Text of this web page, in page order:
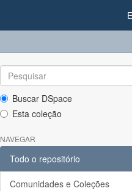
Buscar DSpace
Esta coleção
NAVEGAR
Todo o repositório
Comunidades e Coleções